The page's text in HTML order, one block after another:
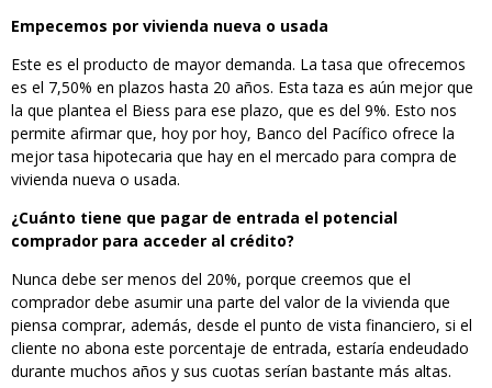
Empecemos por vivienda nueva o usada
Este es el producto de mayor demanda. La tasa que ofrecemos
es el 7,50% en plazos hasta 20 años. Esta taza es aún mejor que
la que plantea el Biess para ese plazo, que es del 9%. Esto nos
permite afirmar que, hoy por hoy, Banco del Pacífico ofrece la
mejor tasa hipotecaria que hay en el mercado para compra de
vivienda nueva o usada.
¿Cuánto tiene que pagar de entrada el potencial
comprador para acceder al crédito?
Nunca debe ser menos del 20%, porque creemos que el
comprador debe asumir una parte del valor de la vivienda que
piensa comprar, además, desde el punto de vista financiero, si el
cliente no abona este porcentaje de entrada, estaría endeudado
durante muchos años y sus cuotas serían bastante más altas.